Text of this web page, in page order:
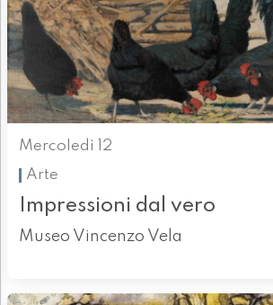
Mercoledì 12
Arte
Impressioni dal vero
Museo Vincenzo Vela